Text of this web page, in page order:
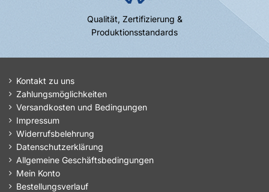
Qualität, Zertifizierung &
Produktionsstandards
Kontakt zu uns
Zahlungsmöglichkeiten
Versandkosten und Bedingungen
Impressum
Widerrufsbelehrung
Datenschutzerklärung
Allgemeine Geschäftsbedingungen
Mein Konto
Bestellungsverlauf